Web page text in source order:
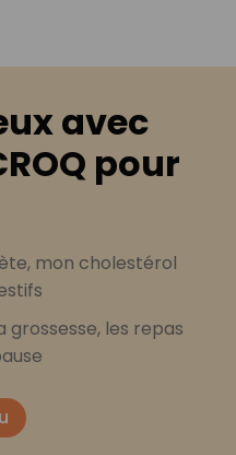
avec
pour
mon cholestérol
les repas